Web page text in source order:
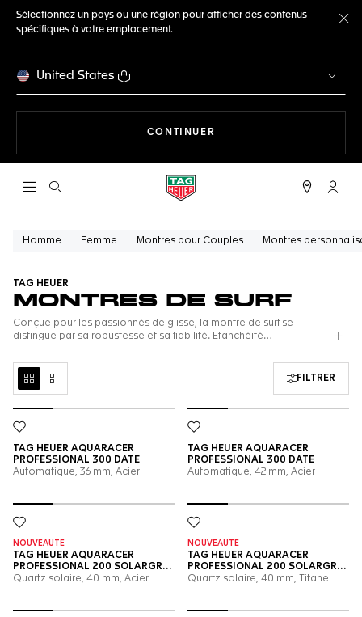
Sélectionnez un pays ou une région pour afficher des contenus
spécifiques à votre emplacement.
United States
CONTINUER
Ouvrir la barre de recherche